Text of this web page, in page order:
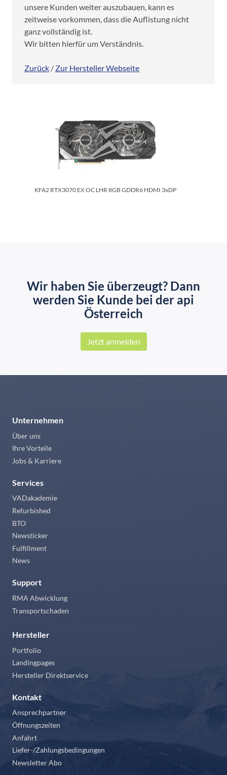
unsere Kunden weiter auszubauen, kann es
zeitweise vorkommen, dass die Auflistung nicht
ganz vollständig ist.
Wir bitten hierfür um Verständnis.
Zurück / Zur Hersteller Webseite
KFA2 RTX3070 EX OC LHR 8GB GDDR6 HDMI 3xDP
Wir haben Sie überzeugt? Dann
werden Sie Kunde bei der api
Österreich
Jetzt anmelden
Unternehmen
Über uns
Ihre Vorteile
Jobs & Karriere
Services
VADakademie
Refurbished
BTO
Newsticker
Fulfillment
News
Support
RMA Abwicklung
Transportschaden
Hersteller
Portfolio
Landingpages
Hersteller Direktservice
Kontakt
Ansprechpartner
Öffnungszeiten
Anfahrt
Liefer-/Zahlungsbedingungen
Newsletter Abo